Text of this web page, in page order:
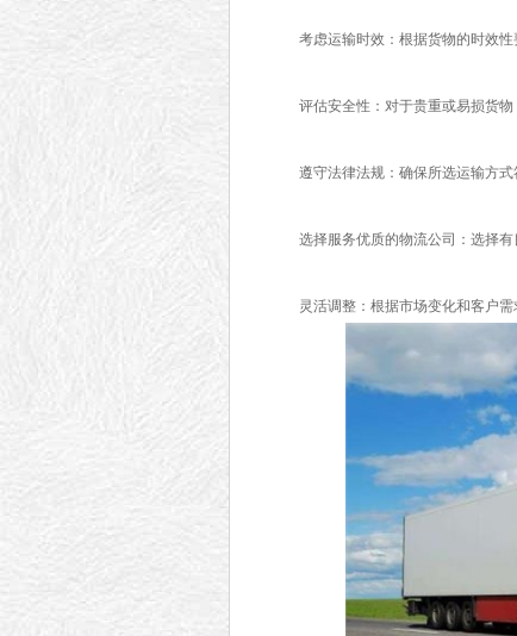
考虑运输时效：根据货物的时效性
评估安全性：对于贵重或易损货物
遵守法律法规：确保所选运输方式
选择服务优质的物流公司：选择有
灵活调整：根据市场变化和客户需